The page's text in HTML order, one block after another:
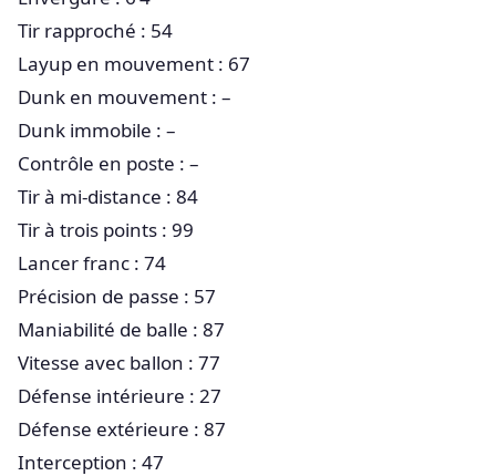
Tir rapproché : 54
Layup en mouvement : 67
Dunk en mouvement : –
Dunk immobile : –
Contrôle en poste : –
Tir à mi-distance : 84
Tir à trois points : 99
Lancer franc : 74
Précision de passe : 57
Maniabilité de balle : 87
Vitesse avec ballon : 77
Défense intérieure : 27
Défense extérieure : 87
Interception : 47